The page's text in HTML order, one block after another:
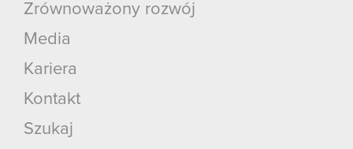
Zrównoważony rozwój
Media
Kariera
Kontakt
Szukaj